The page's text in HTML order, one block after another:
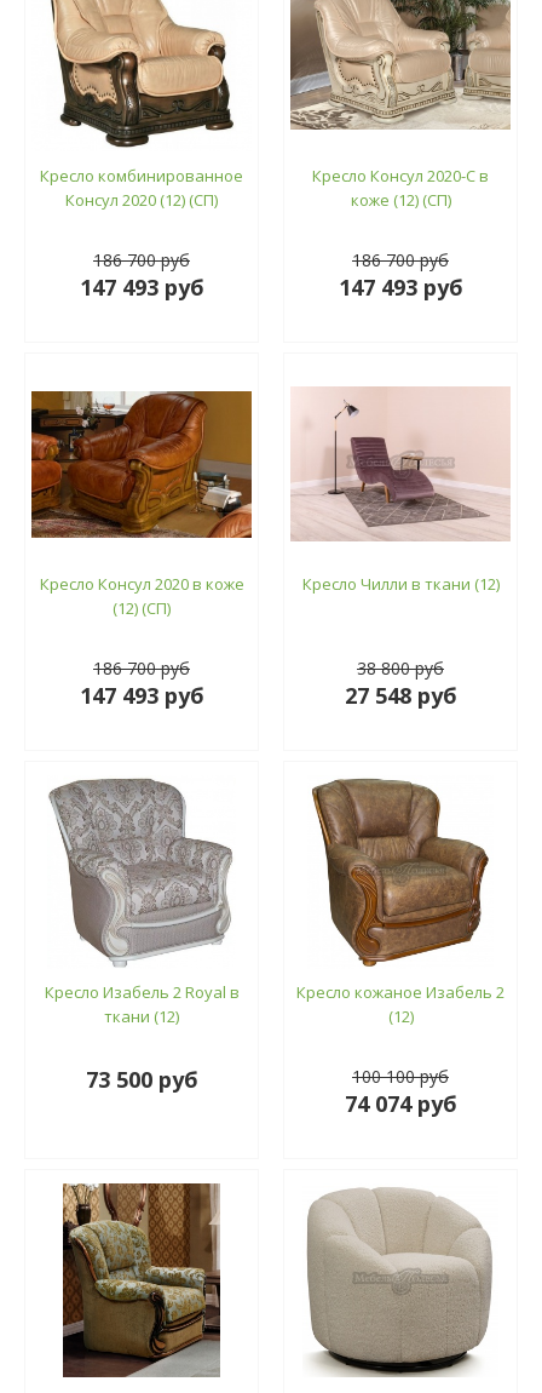
Кресло комбинированное
Консул 2020 (12) (СП)
186 700 руб
147 493 руб
Кресло Консул 2020-С в
коже (12) (СП)
186 700 руб
147 493 руб
Кресло Консул 2020 в коже
(12) (СП)
186 700 руб
147 493 руб
Кресло Чилли в ткани (12)
38 800 руб
27 548 руб
Кресло Изабель 2 Royal в
ткани (12)
73 500 руб
Кресло кожаное Изабель 2
(12)
100 100 руб
74 074 руб